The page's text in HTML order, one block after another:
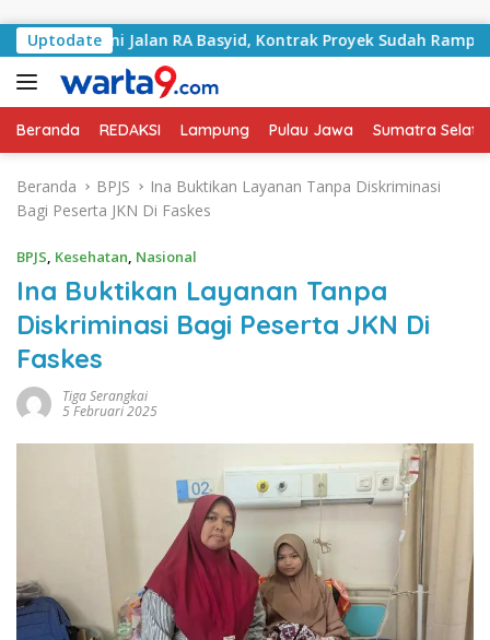
Uptodate
Jalan RA Basyid, Kontrak Proyek Sudah Rampung
Beranda REDAKSI Lampung Pulau Jawa Sumatra
Beranda BPJS
Ina Buktikan Layanan Tanpa Diskriminasi
Bagi Peserta JKN Di Faskes
BPJS, Kesehatan, Nasional
Ina Buktikan Layanan Tanpa
Diskriminasi Bagi Peserta JKN Di
Faskes
Tiga Serangkai
5 Februari 2025